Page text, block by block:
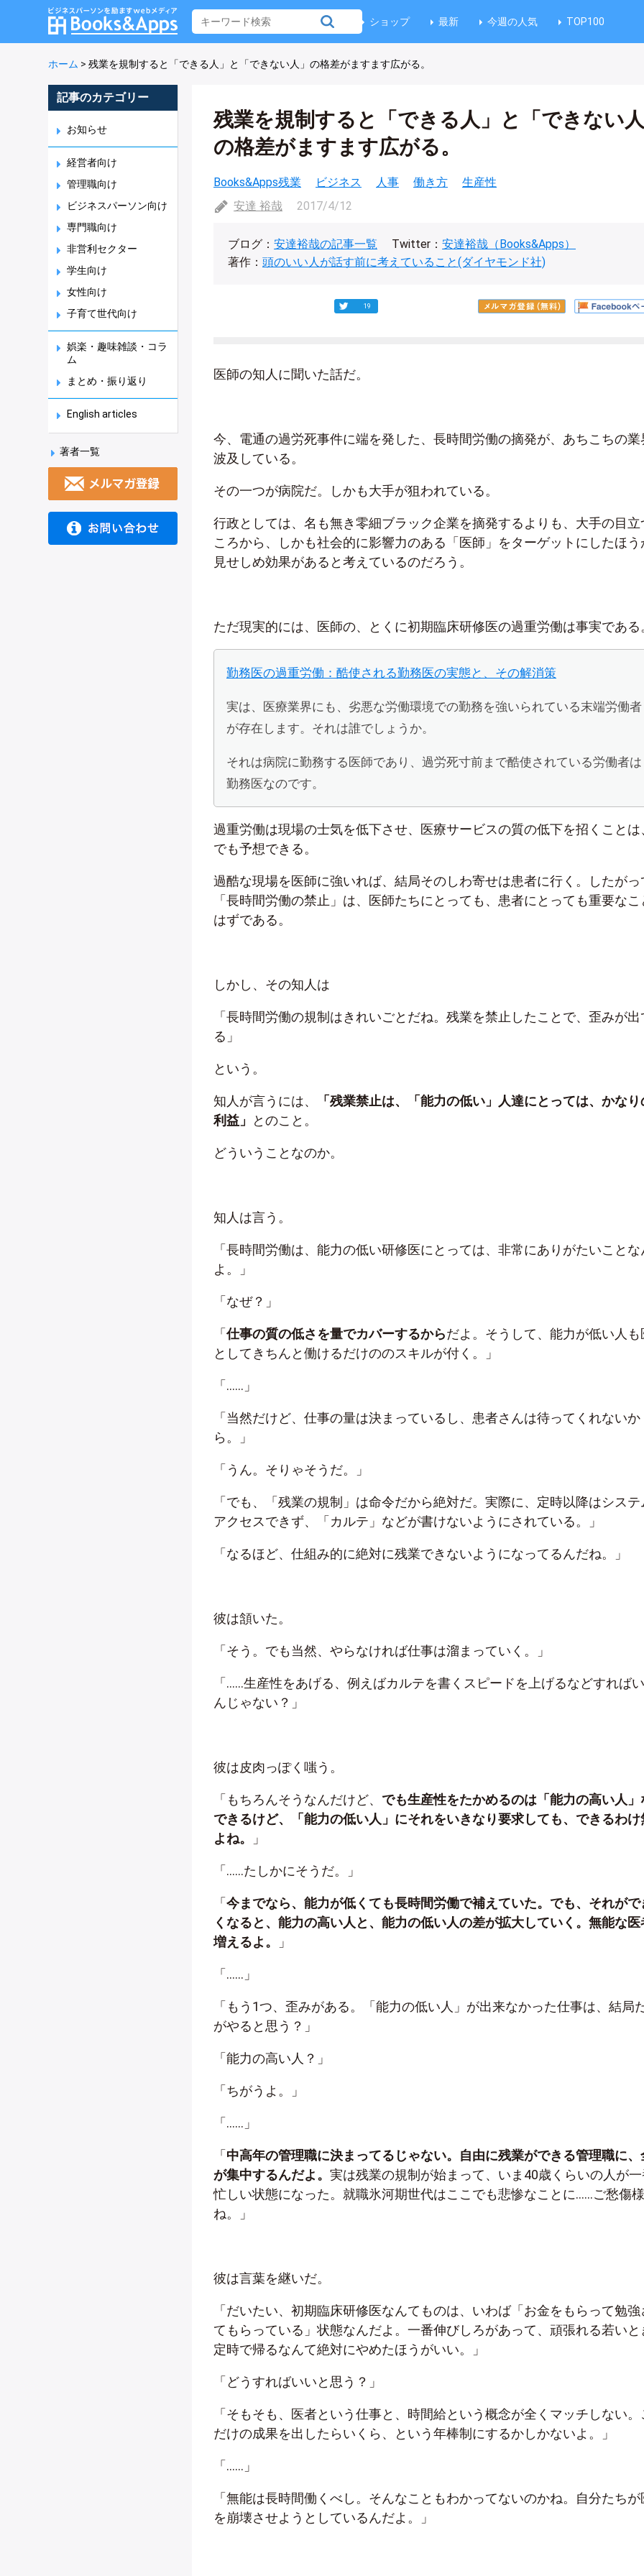
ショップ 最新 今週の人気 TOP100
ホーム > 残業を規制すると「できる人」と「できない人」の格差がますます広がる。
記事のカテゴリー
お知らせ
経営者向け
管理職向け
ビジネスパーソン向け
専門職向け
非営利セクター
学生向け
女性向け
子育て世代向け
娯楽・趣味雑談・コラ
ム
まとめ・振り返り
English articles
著者一覧
残業を規制すると「できる人」と「できない人
の格差がますます広がる。
Books&Apps残業 ビジネス 人事 働き方
生産性
安達 裕哉
2017/4/12
ブログ： 安達裕哉の記事一覧 Twitter： 安達裕哉（Books&Apps）
著作： 頭のいい人が話す前に考えていること(ダイヤモンド社)
19
医師の知人に聞いた話だ。
今、電通の過労死事件に端を発した、長時間労働の摘発が、あちこちの業
波及している。
その一つが病院だ。しかも大手が狙われている。
行政としては、名も無き零細ブラック企業を摘発するよりも、大手の目立
ころから、しかも社会的に影響力のある「医師」をターゲットにしたほう
見せしめ効果があると考えているのだろう。
ただ現実的には、医師の、とくに初期臨床研修医の過重労働は事実である
勤務医の過重労働：酷使される勤務医の実態と、その解消策
実は、医療業界にも、劣悪な労働環境での勤務を強いられている末端労働者
が存在します。それは誰でしょうか。
それは病院に勤務する医師であり、過労死寸前まで酷使されている労働者は
勤務医なのです。
過重労働は現場の士気を低下させ、医療サービスの質の低下を招くことは
でも予想できる。
過酷な現場を医師に強いれば、結局そのしわ寄せは患者に行く。したがっ
「長時間労働の禁止」は、医師たちにとっても、患者にとっても重要なこ
はずである。
しかし、その知人は
「長時間労働の規制はきれいごとだね。残業を禁止したことで、歪みが出
る」
という。
知人が言うには、
「残業禁止は、「能力の低い」人達にとっては、かなり
利益」
とのこと。
どういうことなのか。
知人は言う。
「長時間労働は、能力の低い研修医にとっては、非常にありがたいことな
よ。」
「なぜ？」
「仕事の質の低さを量でカバーするからだよ。そうして、能力が低い人も
としてきちんと働けるだけののスキルが付く。」
「……」
「当然だけど、仕事の量は決まっているし、患者さんは待ってくれないか
ら。」
「うん。そりゃそうだ。」
「でも、「残業の規制」は命令だから絶対だ。実際に、定時以降はシステ
アクセスできず、「カルテ」などが書けないようにされている。」
「なるほど、仕組み的に絶対に残業できないようになってるんだね。」
彼は頷いた。
「そう。でも当然、やらなければ仕事は溜まっていく。」
「……生産性をあげる、例えばカルテを書くスピードを上げるなどすれば
んじゃない？」
彼は皮肉っぽく嗤う。
「もちろんそうなんだけど、 でも生産性をたかめるのは「能力の高い人」
できるけど、「能力の低い人」にそれをいきなり要求しても、できるわけ
よね。
」
「……たしかにそうだ。」
「 今までなら、能力が低くても長時間労働で補えていた。でも、それがで
くなると、能力の高い人と、能力の低い人の差が拡大していく。無能な医
増えるよ。
」
「……」
「もう1つ、歪みがある。「能力の低い人」が出来なかった仕事は、結局
がやると思う？」
「能力の高い人？」
「ちがうよ。」
「……」
「 中高年の管理職に決まってるじゃない。自由に残業ができる管理職に、
が集中するんだよ。 実は残業の規制が始まって、いま40歳くらいの人が一
忙しい状態になった。就職氷河期世代はここでも悲惨なことに……ご愁傷
ね。」
彼は言葉を継いだ。
「だいたい、初期臨床研修医なんてものは、いわば「お金をもらって勉強
てもらっている」状態なんだよ。一番伸びしろがあって、頑張れる若いと
定時で帰るなんて絶対にやめたほうがいい。」
「どうすればいいと思う？」
「そもそも、医者という仕事と、時間給という概念が全くマッチしない。
だけの成果を出したらいくら、という年棒制にするかしかないよ。」
「……」
「無能は長時間働くべし。そんなこともわかってないのかね。自分たちが
を崩壊させようとしているんだよ。」